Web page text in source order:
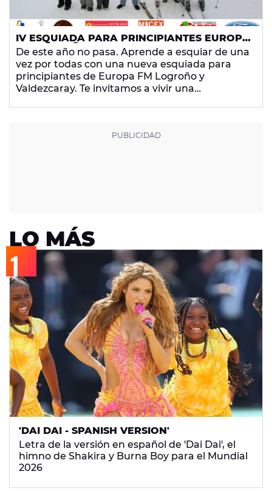
IV ESQUIADA PARA PRINCIPIANTES EUROPA
FM LOGROÑO
De este año no pasa. Aprende a esquiar de una
vez por todas con una nueva esquiada para
principiantes de Europa FM Logroño y
Valdezcaray. Te invitamos a vivir una
LO MÁS
'DAI DAI - SPANISH VERSION'
Letra de la versión en español de 'Dai Dai', el
himno de Shakira y Burna Boy para el Mundial
2026